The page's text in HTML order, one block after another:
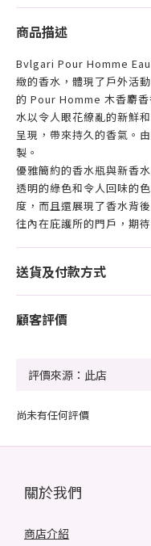
商品描述
Bvlgari Pour Homme
緻的香水，體現了戶外活
的 Pour Homme 木香麝
水以令人眼花繚亂的新鮮
呈現，帶來持久的香氣。
製。
優雅簡約的香水瓶與新香
透明的綠色和令人回味的
度，而且還展現了香水背
往內在庇護所的門戶，期
送貨及付款方式
顧客評價
尚未有任何評價
關於我們
商店介紹